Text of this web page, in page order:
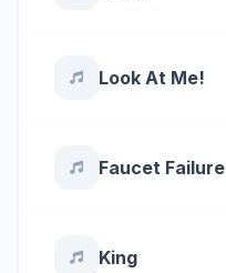
Look At Me!
Faucet Failure
King